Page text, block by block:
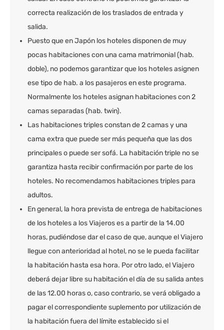
correcta realización de los traslados de entrada y
salida.
Puesto que en Japón los hoteles disponen de muy
pocas habitaciones con una cama matrimonial (hab.
doble), no podemos garantizar que los hoteles asignen
ese tipo de hab. a los pasajeros en este programa.
Normalmente los hoteles asignan habitaciones con 2
camas separadas (hab. twin).
Las habitaciones triples constan de 2 camas y una
cama extra que puede ser más pequeña que las dos
principales o puede ser sofá. La habitación triple no se
garantiza hasta recibir confirmación por parte de los
hoteles. No recomendamos habitaciones triples para
adultos.
En general, la hora prevista de entrega de habitaciones
de los hoteles a los Viajeros es a partir de la 14.00
horas, pudiéndose dar el caso de que, aunque el Viajero
llegue con anterioridad al hotel, no se le pueda facilitar
la habitación hasta esa hora. Por otro lado, el Viajero
deberá dejar libre su habitación el día de su salida antes
de las 12.00 horas o, caso contrario, se verá obligado a
pagar el correspondiente suplemento por utilización de
la habitación fuera del límite establecido si el